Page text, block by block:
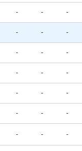
- - -
- - -
- - -
- - -
- - -
- - -
- - -